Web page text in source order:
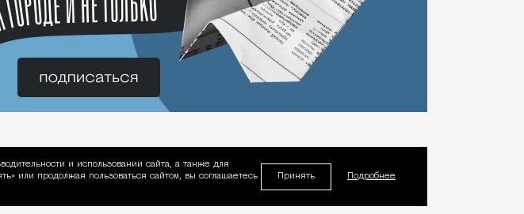
и использовании сайта, а также для
или продолжая пользоваться сайтом, вы соглашаетесь
Принять Подробнее